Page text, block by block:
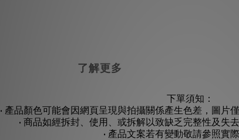
了解更多
下單須知：
• 產品顏色可能會因網頁呈現與拍攝關係產生色差，圖片
• 商品如經拆封、使用、或拆解以致缺乏完整性及失
• 產品文案若有變動敬請參照實